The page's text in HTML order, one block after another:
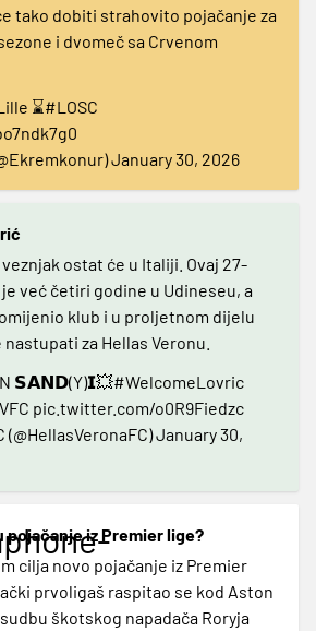
tako dobiti strahovito pojačanje za
i dvomeč sa Crvenom
⌛️#LOSC
January 30, 2026
ostat će u Italiji. Ovaj 27-
već četiri godine u Udineseu, a
klub i u proljetnom dijelu
za Hellas Veronu.
𝗦𝗔𝗡𝗗(Y)𝗜💥#WelcomeLovric
pic.twitter.com/o0R9Fiedzc
(@HellasVeronaFC)January 30,
pojačanje iz Premier lige?
cilja novo pojačanje iz Premier
prvoligaš raspitao se kod Aston
škotskog napadača Roryja